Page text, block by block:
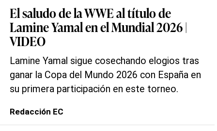
El saludo de la WWE al título de
Lamine Yamal en el Mundial 2026 |
VIDEO
Lamine Yamal sigue cosechando elogios tras
ganar la Copa del Mundo 2026 con España en
su primera participación en este torneo.
Redacción EC